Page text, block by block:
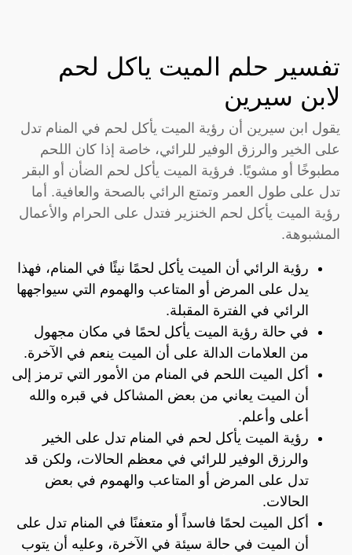
تفسير حلم الميت ياكل لحم
لابن سيرين
يقول ابن سيرين أن رؤية الميت يأكل لحم في المنام تدل
على الخير والرزق الوفير للرائي، خاصة إذا كان اللحم
مطبوخًا أو مشويًا. فرؤية الميت يأكل لحم الضأن أو البقر
تدل على طول العمر وتمتع الرائي بالصحة والعافية. أما
رؤية الميت يأكل لحم الخنزير فتدل على الحرام والأعمال
المشبوهة.
رؤية الرائي أن الميت يأكل لحمًا نيئًا في المنام، فهذا
يدل على المرض أو المتاعب والهموم التي سيواجهها
الرائي في الفترة المقبلة.
في حالة رؤية الميت يأكل لحمًا في مكان مجهول
من العلامات الدالة على أن الميت ينعم في الآخرة.
أكل الميت اللحم في المنام من الأمور التي ترمز إلى
أن الميت يعاني من بعض المشاكل في قبره والله
أعلى وأعلم.
رؤية الميت يأكل لحم في المنام تدل على الخير
والرزق الوفير للرائي في معظم الحالات، ولكن قد
تدل على المرض أو المتاعب والهموم في بعض
الحالات.
أكل الميت لحمًا فاسداً أو متعفنًا في المنام تدل على
أن الميت في حالة سيئة في الآخرة، وعليه أن يتوب